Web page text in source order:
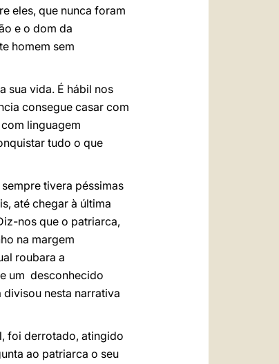
eles, que nunca foram
e o dom da
homem sem
sua vida. É hábil nos
consegue casar com
linguagem
tudo o que
tivera péssimas
até chegar à última
nos que o patriarca,
na margem
roubara a
um desconhecido
nesta narrativa
foi derrotado, atingido
ao patriarca o seu